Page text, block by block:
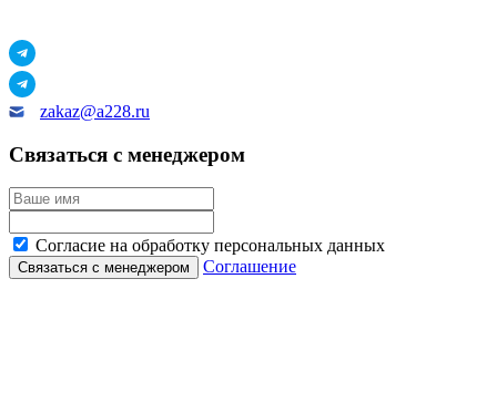
zakaz@a228.ru
Связаться с менеджером
Согласие на обработку персональных данных
Соглашение